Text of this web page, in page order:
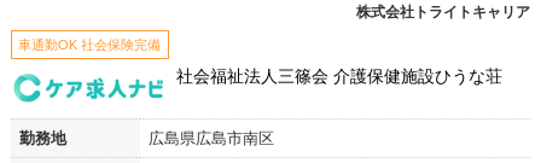
株式会社トライトキャリア
車通勤OK 社会保険完備
社会福祉法人三篠会 介護保健施設ひうな荘
勤務地 広島県広島市南区